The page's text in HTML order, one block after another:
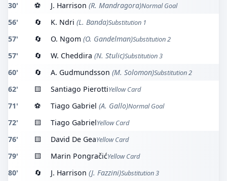
30' ⚽ J. Harrison (R. Mandragora)Normal Goal
56' 🔄 K. Ndri (L. Banda)Substitution 1
57' 🔄 O. Ngom (O. Gandelman)Substitution 2
57' 🔄 W. Cheddira (N. Stulic)Substitution 3
60' 🔄 A. Gudmundsson (M. Solomon)Substitution 2
62' 🟨 Santiago PierottiYellow Card
71' ⚽ Tiago Gabriel (A. Gallo)Normal Goal
72' 🟨 Tiago GabrielYellow Card
76' 🟨 David De GeaYellow Card
79' 🟨 Marin PongračićYellow Card
80' 🔄 J. Harrison (J. Fazzini)Substitution 3